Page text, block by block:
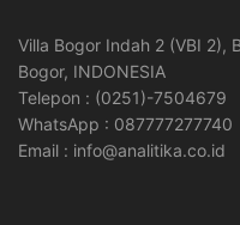
Villa Bogor Indah 2 (VBI 2),
Bogor, INDONESIA
Telepon : (0251)-7504679
WhatsApp : 087777277740
Email : info@analitika.co.id